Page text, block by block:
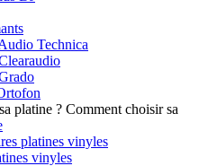
Technica
Comment choisir sa
platines vinyles
vinyles